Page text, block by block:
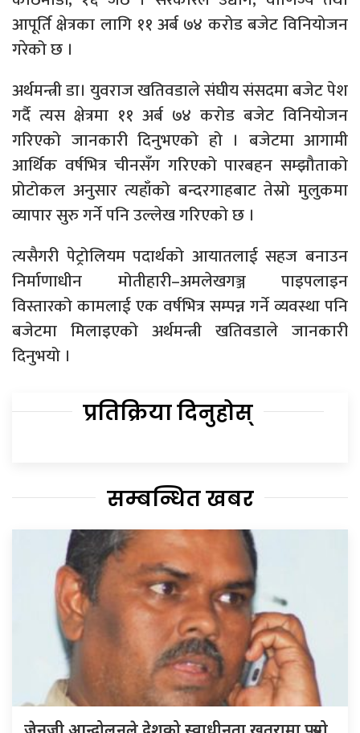
आपूर्ति क्षेत्रका लागि ११ अर्ब ७४ करोड बजेट विनियोजन
गरेको छ ।
अर्थमन्त्री डा। युवराज खतिवडाले संघीय संसदमा बजेट पेश
गर्दै त्यस क्षेत्रमा ११ अर्ब ७४ करोड बजेट विनियोजन
गरिएको जानकारी दिनुभएको हो । बजेटमा आगामी
आर्थिक वर्षभित्र चीनसँग गरिएको पारबहन सम्झौताको
प्रोटोकल अनुसार त्यहाँको बन्दरगाहबाट तेस्रो मुलुकमा
व्यापार सुरु गर्ने पनि उल्लेख गरिएको छ ।
त्यसैगरी पेट्रोलियम पदार्थको आयातलाई सहज बनाउन
निर्माणाधीन मोतीहारी–अमलेखगञ्ज पाइपलाइन
विस्तारको कामलाई एक वर्षभित्र सम्पन्न गर्ने व्यवस्था पनि
बजेटमा मिलाइएको अर्थमन्त्री खतिवडाले जानकारी
दिनुभयो ।
प्रतिक्रिया दिनुहोस्
सम्बन्धित खबर